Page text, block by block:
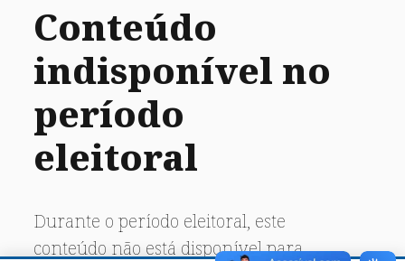
Conteúdo
indisponível no
período
eleitoral
Durante o período eleitoral, este
conteúdo não está disponível para